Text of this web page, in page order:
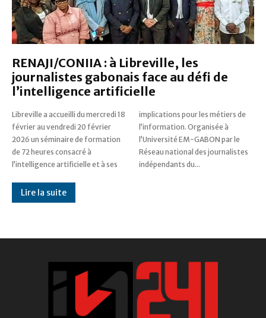
RENAJI/CONIIA : à Libreville, les
journalistes gabonais face au défi de
l’intelligence artificielle
Libreville a accueilli du mercredi 18
février au vendredi 20 février
2026 un séminaire de formation
de 72 heures consacré à
l’intelligence artificielle et à ses
implications pour les métiers de
l’information. Organisée à
l’Université EM-GABON par le
Réseau national des journalistes
indépendants du...
Lire la suite